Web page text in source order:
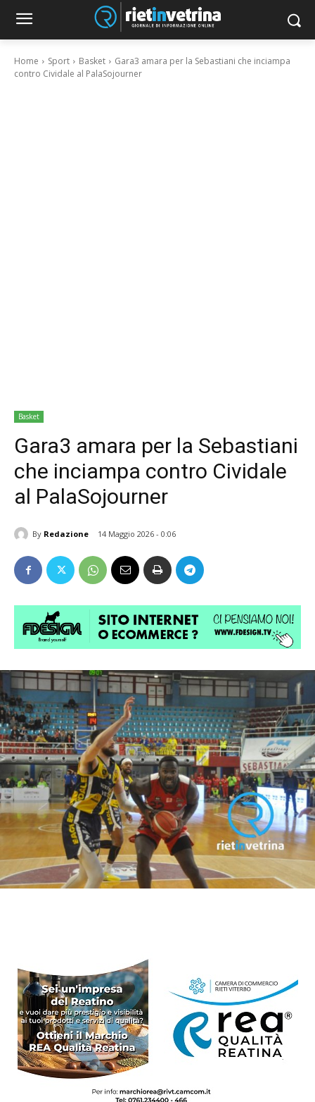
Home Sport Basket
Gara3 amara per la Sebastiani che inciampa
contro Cividale al PalaSojourner
Basket
Gara3 amara per la Sebastiani
che inciampa contro Cividale
al PalaSojourner
By Redazione 14 Maggio 2026 - 0:06